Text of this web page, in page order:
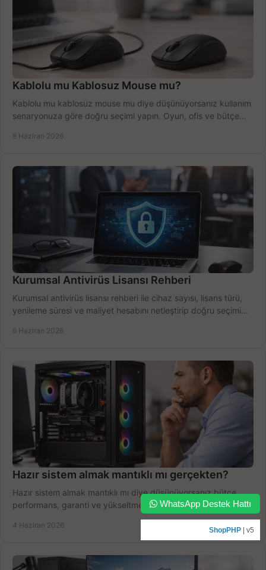
Kablolu mu Kablosuz Mouse mu?
Kablolu mu kablosuz mouse mu diye düşünüyorsanız kullanım
senaryonuza göre doğru seçimi yapın. Oyun, ofis ve bütçe
8 Haziran 2026
Kurumsal Antivirüs Lisansı Rehberi
Kurumsal antivirüs lisansı rehberi ile cihaz sayısı, lisans türü,
yenileme süresi ve maliyet hesabını netleştirip doğru seçimi
6 Haziran 2026
Hazır sistem almak mantıklı mı gerçekten?
Hazır sistem almak mantıklı mı diye düşünüyorsanız bütçe,
performans, garanti ve yükseltme payını birlikte değerlendirin,
4 Haziran 2026
WhatsApp Destek Hattı
ShopPHP | v5